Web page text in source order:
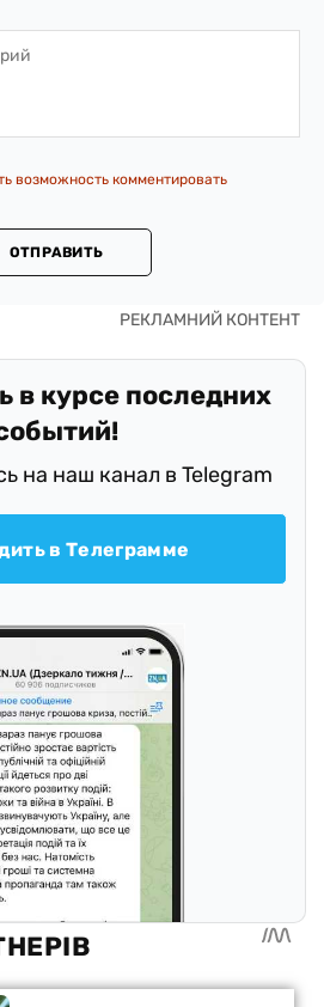
возможность комментировать
ОТПРАВИТЬ
в курсе последних
на наш канал в Telegram
в Телеграмме